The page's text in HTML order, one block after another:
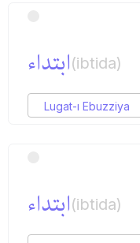
ابتداء(ibtida)
Lugat-ı Ebuzziya
ابتداء(ibtida)